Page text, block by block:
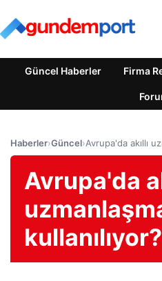
Güncel Haberler Firma
Haberler›Güncel›Avrupa'da akıllı
Avrupa'da
kullanılıyor?